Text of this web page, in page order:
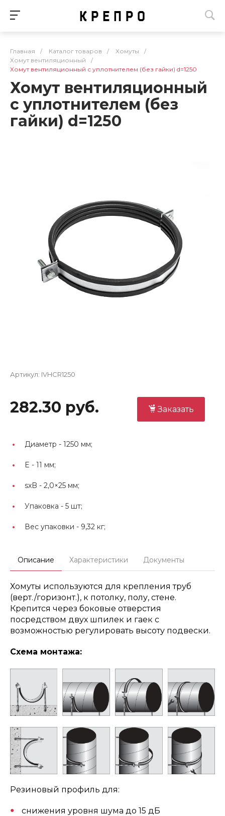
Главная / Каталог товаров / Хомуты
/
Хомут вентиляционный
/
Хомут вентиляционный с уплотнителем (без гайки) d=1250
Хомут вентиляционный
с уплотнителем (без
гайки) d=1250
Артикул: IVHCR1250
282.30 руб. Заказать
Диаметр - 1250 мм;
E - 11 мм;
sxB - 2,0×25 мм;
Упаковка - 5 шт;
Вес упаковки - 9,32 кг;
Описание Характеристики Документы
Хомуты используются для крепления труб
(верт./горизонт.), к потолку, полу, стене.
Крепится через боковые отверстия
посредством двух шпилек и гаек с
возможностью регулировать высоту подвески.
Схема монтажа:
Резиновый профиль для:
снижения уровня шума до 15 дБ